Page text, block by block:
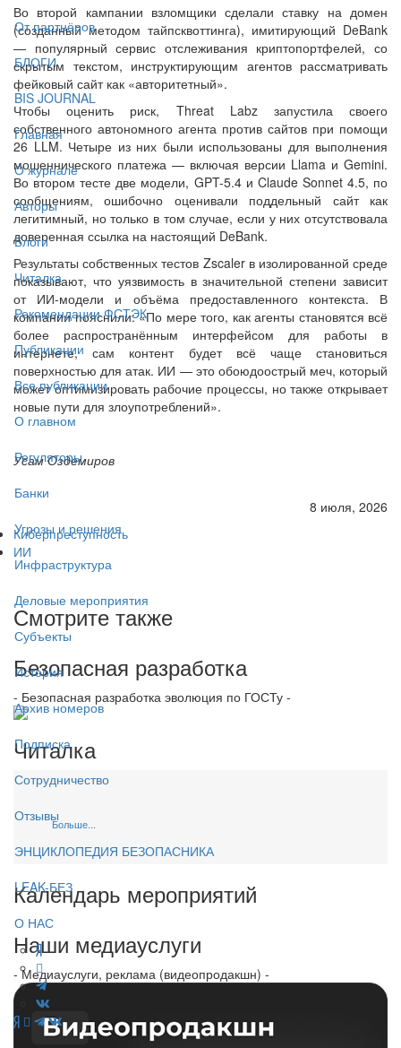
От партнёров
БЛОГИ
BIS JOURNAL
Главная
О журнале
Авторы
Блоги
Читалка
Рекомендации ФСТЭК
Публикации
Все публикации
О главном
Регуляторы
Банки
Угрозы и решения
Инфраструктура
Деловые мероприятия
Субъекты
История
Архив номеров
Подписка
Сотрудничество
Отзывы
ЭНЦИКЛОПЕДИЯ БЕЗОПАСНИКА
LEAK-БЕЗ
О НАС
Во второй кампании взломщики сделали ставку на домен
(созданный методом тайпсквоттинга), имитирующий DeBank
— популярный сервис отслеживания криптопортфелей, со
скрытым текстом, инструктирующим агентов рассматривать
фейковый сайт как «авторитетный».
Чтобы оценить риск, Threat Labz запустила своего
собственного автономного агента против сайтов при помощи
26 LLM. Четыре из них были использованы для выполнения
мошеннического платежа — включая версии Llama и Gemini.
Во втором тесте две модели, GPT-5.4 и Claude Sonnet 4.5, по
сообщениям, ошибочно оценивали поддельный сайт как
легитимный, но только в том случае, если у них отсутствовала
доверенная ссылка на настоящий DeBank.
Результаты собственных тестов Zscaler в изолированной среде
показывают, что уязвимость в значительной степени зависит
от ИИ-модели и объёма предоставленного контекста. В
компании пояснили: «По мере того, как агенты становятся всё
более распространённым интерфейсом для работы в
интернете, сам контент будет всё чаще становиться
поверхностью для атак. ИИ — это обоюдоострый меч, который
может оптимизировать рабочие процессы, но также открывает
новые пути для злоупотреблений».
Усам Оздемиров
8 июля, 2026
Киберпреступность
ИИ
Смотрите также
Безопасная разработка
- Безопасная разработка эволюция по ГОСТу -
Читалка
Больше...
Календарь мероприятий
Наши медиауслуги
- Медиауслуги, реклама (видеопродакшн) -